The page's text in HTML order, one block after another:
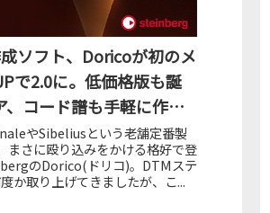
ソフト、Doricoが初のメ
で2.0に。低価格版も誕
コード譜も手軽に作成
やSibeliusという老舗定番製
まさに殴り込みをかける格好で登
のDorico(ドリコ)。DTMステ
か取り上げてきましたが、こ...